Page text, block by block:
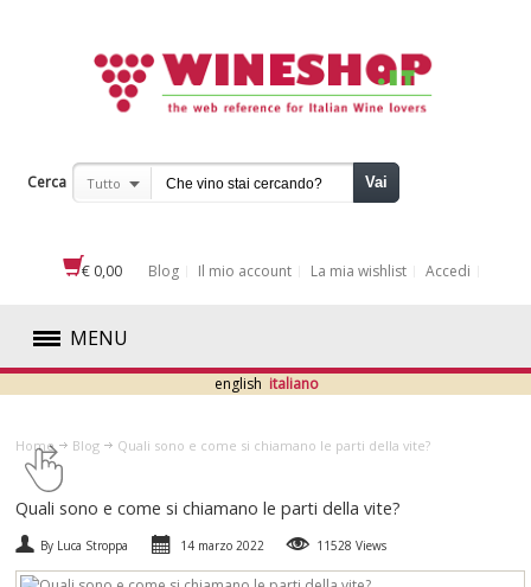
Cerca Tutto Vai
€ 0,00 Blog Il mio account La mia wishlist Accedi
MENU
ROSSI
BIANCHI
ROSATI
SPUMANTI
english italiano
Home Blog ​Quali sono e come si chiamano le parti della vite?
​Quali sono e come si chiamano le parti della vite?
By Luca Stroppa 14 marzo 2022 11528 Views